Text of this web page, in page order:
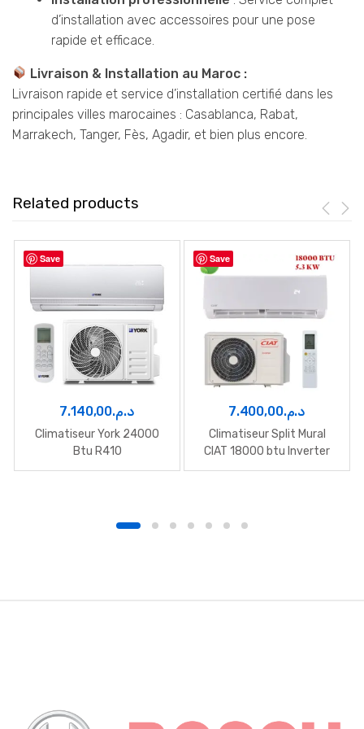
d’installation avec accessoires pour une pose
rapide et efficace.
Livraison & Installation au Maroc :
Livraison rapide et service d’installation certifié dans les
principales villes marocaines : Casablanca, Rabat,
Marrakech, Tanger, Fès, Agadir, et bien plus encore.
Related products
Save
د.م.7.140,00
Climatiseur York 24000
Btu R410
Save
د.م.7.400,00
Climatiseur Split Mural
CIAT 18000 btu Inverter